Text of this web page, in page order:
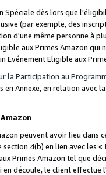
Spéciale dès lors que
(par exemple, des
d'une même personne à
aux Primes Amazon qui
Evénement Eligible aux
la Participation au
Annexe, en relation avec
peuvent avoir lieu dans
4(b) en lien avec les «
Primes Amazon tel que
en découle, le client